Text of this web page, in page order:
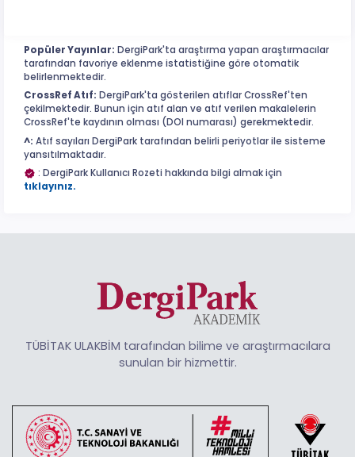
Popüler Yayınlar: DergiPark'ta araştırma yapan araştırmacılar
tarafından favoriye eklenme istatistiğine göre otomatik
belirlenmektedir.
CrossRef Atıf: DergiPark'ta gösterilen atıflar CrossRef'ten
çekilmektedir. Bunun için atıf alan ve atıf verilen makalelerin
CrossRef'te kaydının olması (DOI numarası) gerekmektedir.
^: Atıf sayıları DergiPark tarafından belirli periyotlar ile sisteme
yansıtılmaktadır.
: DergiPark Kullanıcı Rozeti hakkında bilgi almak için
tıklayınız.
TÜBİTAK ULAKBİM tarafından bilime ve araştırmacılara
sunulan bir hizmettir.